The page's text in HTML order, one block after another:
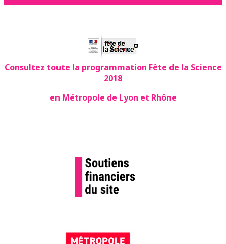
Consultez toute la programmation Fête de la Science
2018
en Métropole de Lyon et Rhône